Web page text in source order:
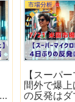
市場分析
【スーパ
間外で爆
の反発は